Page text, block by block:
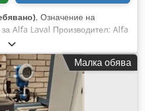
, Означение на
Alfa Laval Производител: Alfa
на производство: -
450 mm Вътрешна
mm Материал: Неръждаема
Tefx Af Ejrf Собствено тегло:
Не Състояние:
Цена: По запитване
Малка обява